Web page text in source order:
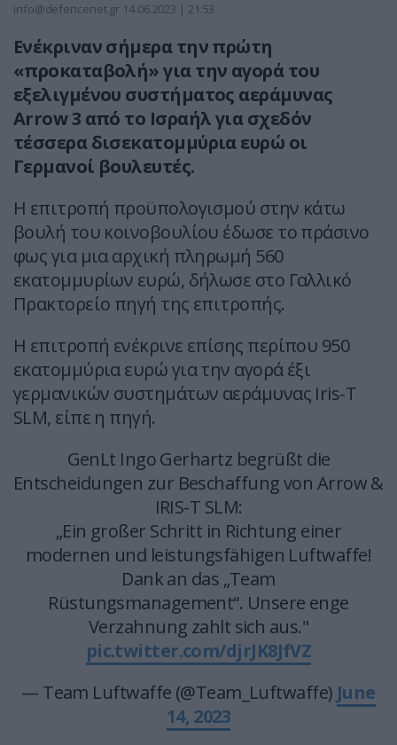
info@defencenet.gr 14.06.2023 | 21:53
Ενέκριναν σήμερα την πρώτη
«προκαταβολή» για την αγορά του
εξελιγμένου συστήματος αεράμυνας
Arrow 3 από το Ισραήλ για σχεδόν
τέσσερα δισεκατομμύρια ευρώ οι
Γερμανοί βουλευτές.
Η επιτροπή προϋπολογισμού στην κάτω
βουλή του κοινοβουλίου έδωσε το πράσινο
φως για μια αρχική πληρωμή 560
εκατομμυρίων ευρώ, δήλωσε στο Γαλλικό
Πρακτορείο πηγή της επιτροπής.
Η επιτροπή ενέκρινε επίσης περίπου 950
εκατομμύρια ευρώ για την αγορά έξι
γερμανικών συστημάτων αεράμυνας Iris-T
SLM, είπε η πηγή.
GenLt Ingo Gerhartz begrüßt die
Entscheidungen zur Beschaffung von Arrow &
IRIS-T SLM:
„Ein großer Schritt in Richtung einer
modernen und leistungsfähigen Luftwaffe!
Dank an das „Team
Rüstungsmanagement“. Unsere enge
Verzahnung zahlt sich aus."
pic.twitter.com/djrJK8JfVZ
— Team Luftwaffe (@Team_Luftwaffe) June
14, 2023